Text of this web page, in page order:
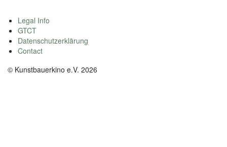
Legal Info
GTCT
Datenschutzerklärung
Contact
© Kunstbauerkino e.V. 2026